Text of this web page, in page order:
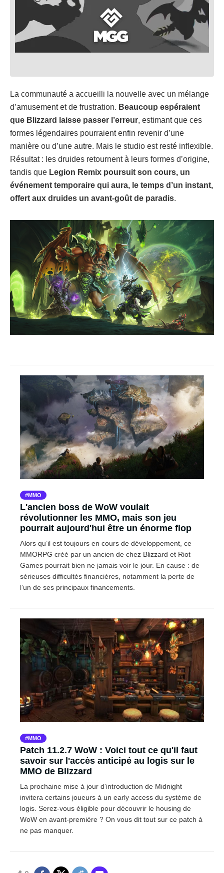
La communauté a accueilli la nouvelle avec un mélange
d’amusement et de frustration. Beaucoup espéraient
que Blizzard laisse passer l’erreur, estimant que ces
formes légendaires pourraient enfin revenir d’une
manière ou d’une autre. Mais le studio est resté inflexible.
Résultat : les druides retournent à leurs formes d’origine,
tandis que Legion Remix poursuit son cours, un
événement temporaire qui aura, le temps d’un instant,
offert aux druides un avant-goût de paradis.
MMO
L'ancien boss de WoW voulait
révolutionner les MMO, mais son jeu
pourrait aujourd'hui être un énorme flop
Alors qu’il est toujours en cours de développement, ce
MMORPG créé par un ancien de chez Blizzard et Riot
Games pourrait bien ne jamais voir le jour. En cause : de
sérieuses difficultés financières, notamment la perte de
l’un de ses principaux financements.
MMO
Patch 11.2.7 WoW : Voici tout ce qu'il faut
savoir sur l'accès anticipé au logis sur le
MMO de Blizzard
La prochaine mise à jour d'introduction de Midnight
invitera certains joueurs à un early access du système de
logis. Serez-vous éligible pour découvrir le housing de
WoW en avant-première ? On vous dit tout sur ce patch à
ne pas manquer.